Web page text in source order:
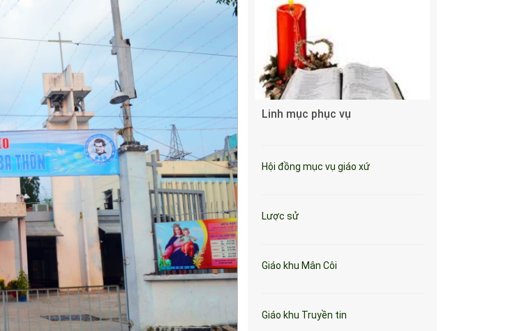
Linh mục phục vụ
Hội đồng mục vụ giáo xứ
Lược sử
Giáo khu Mân Côi
Giáo khu Truyền tin